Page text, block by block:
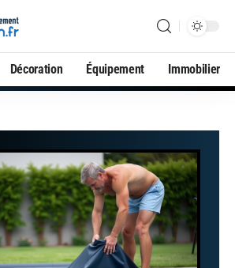
Décoration Équipement Immobilier